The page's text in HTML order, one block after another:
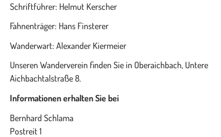
Schriftführer: Helmut Kerscher
Fahnenträger: Hans Finsterer
Wanderwart: Alexander Kiermeier
Unseren Wanderverein finden Sie in Oberaichbach, Untere
Aichbachtalstraße 8.
Informationen erhalten Sie bei
Bernhard Schlama
Postreit 1